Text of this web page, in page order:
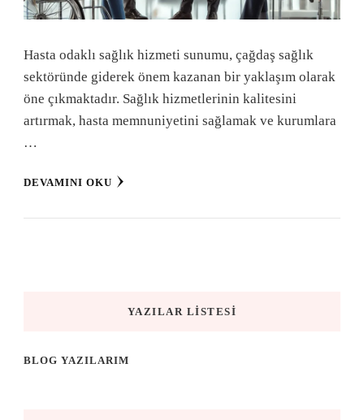
Hasta odaklı sağlık hizmeti sunumu, çağdaş sağlık
sektöründe giderek önem kazanan bir yaklaşım olarak
öne çıkmaktadır. Sağlık hizmetlerinin kalitesini
artırmak, hasta memnuniyetini sağlamak ve kurumlara
…
DEVAMINI OKU
YAZILAR LISTESI
BLOG YAZILARIM